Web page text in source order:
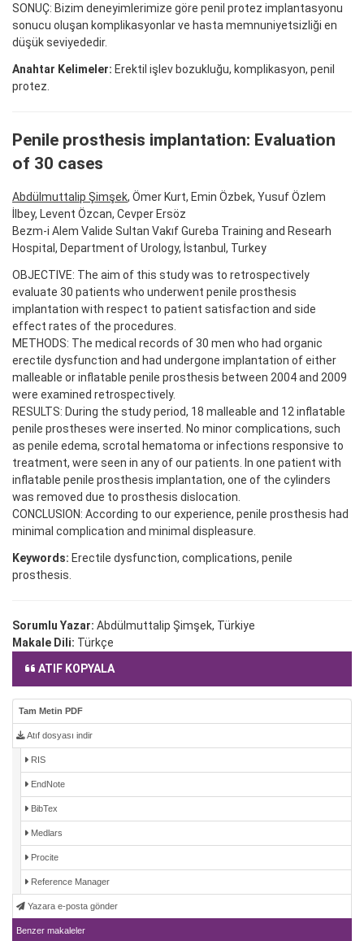
SONUÇ: Bizim deneyimlerimize göre penil protez implantasyonu
sonucu oluşan komplikasyonlar ve hasta memnuniyetsizliği en
düşük seviyededir.
Anahtar Kelimeler: Erektil işlev bozukluğu, komplikasyon, penil
protez.
Penile prosthesis implantation: Evaluation
of 30 cases
Abdülmuttalip Şimşek, Ömer Kurt, Emin Özbek, Yusuf Özlem
İlbey, Levent Özcan, Cevper Ersöz
Bezm-i Alem Valide Sultan Vakıf Gureba Training and Researh
Hospital, Department of Urology, İstanbul, Turkey
OBJECTIVE: The aim of this study was to retrospectively
evaluate 30 patients who underwent penile prosthesis
implantation with respect to patient satisfaction and side
effect rates of the procedures.
METHODS: The medical records of 30 men who had organic
erectile dysfunction and had undergone implantation of either
malleable or inflatable penile prosthesis between 2004 and 2009
were examined retrospectively.
RESULTS: During the study period, 18 malleable and 12 inflatable
penile prostheses were inserted. No minor complications, such
as penile edema, scrotal hematoma or infections responsive to
treatment, were seen in any of our patients. In one patient with
inflatable penile prosthesis implantation, one of the cylinders
was removed due to prosthesis dislocation.
CONCLUSION: According to our experience, penile prosthesis had
minimal complication and minimal displeasure.
Keywords: Erectile dysfunction, complications, penile
prosthesis.
Sorumlu Yazar: Abdülmuttalip Şimşek, Türkiye
Makale Dili: Türkçe
ATIF KOPYALA
Tam Metin PDF
Atıf dosyası indir
RIS
EndNote
BibTex
Medlars
Procite
Reference Manager
Yazara e-posta gönder
Benzer makaleler